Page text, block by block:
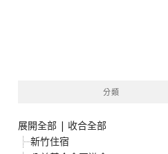
分類
展開全部 | 收合全部
新竹住宿